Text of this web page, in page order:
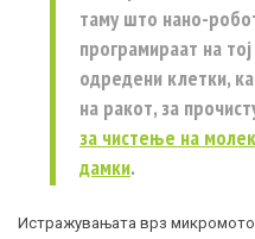
таму што нано-
програмираат на
одредени клетки,
на ракот, за
за чистење на
дамки.
Истражувањата врз